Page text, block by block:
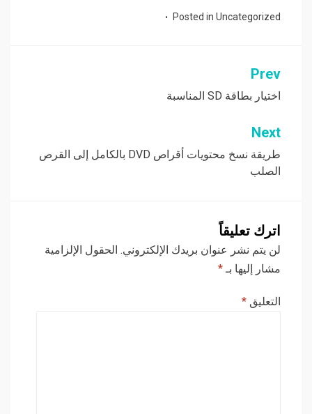
Posted in Uncategorized
تصفّح
المقالات
Prev
اختيار بطاقة SD المناسبة
Next
طريقة نسخ محتويات أقراص DVD بالكامل إلى القرص
الصلب
اترك تعليقاً
لن يتم نشر عنوان بريدك الإلكتروني. الحقول الإلزامية
مشار إليها بـ*
التعليق *